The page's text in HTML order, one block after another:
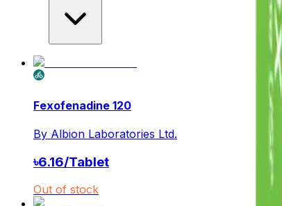
Fexofenadine 120
By Albion Laboratories Ltd.
৳6.16/Tablet
Out of stock